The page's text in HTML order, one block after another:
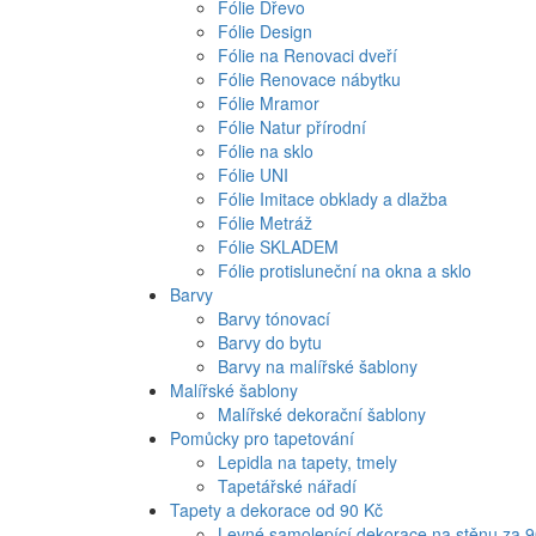
Fólie Dřevo
Fólie Design
Fólie na Renovaci dveří
Fólie Renovace nábytku
Fólie Mramor
Fólie Natur přírodní
Fólie na sklo
Fólie UNI
Fólie Imitace obklady a dlažba
Fólie Metráž
Fólie SKLADEM
Fólie protisluneční na okna a sklo
Barvy
Barvy tónovací
Barvy do bytu
Barvy na malířské šablony
Malířské šablony
Malířské dekorační šablony
Pomůcky pro tapetování
Lepidla na tapety, tmely
Tapetářské nářadí
Tapety a dekorace od 90 Kč